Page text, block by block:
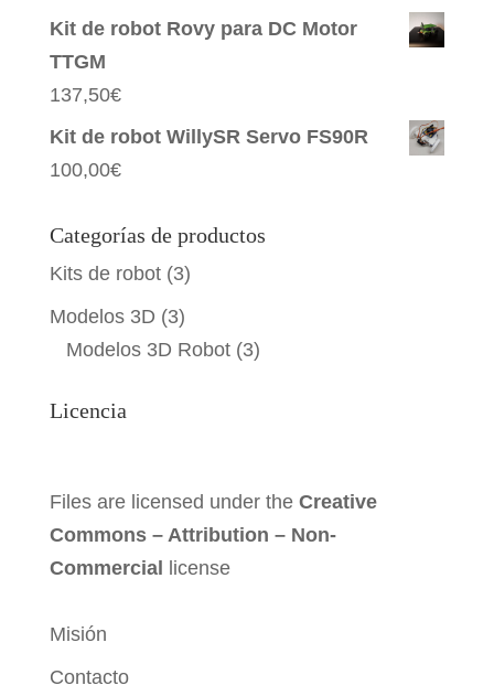
Kit de robot Rovy para DC Motor
TTGM
137,50€
Kit de robot WillySR Servo FS90R
100,00€
Categorías de productos
Kits de robot (3)
Modelos 3D (3)
Modelos 3D Robot (3)
Licencia
Files are licensed under the Creative
Commons – Attribution – Non-
Commercial
license
Misión
Contacto